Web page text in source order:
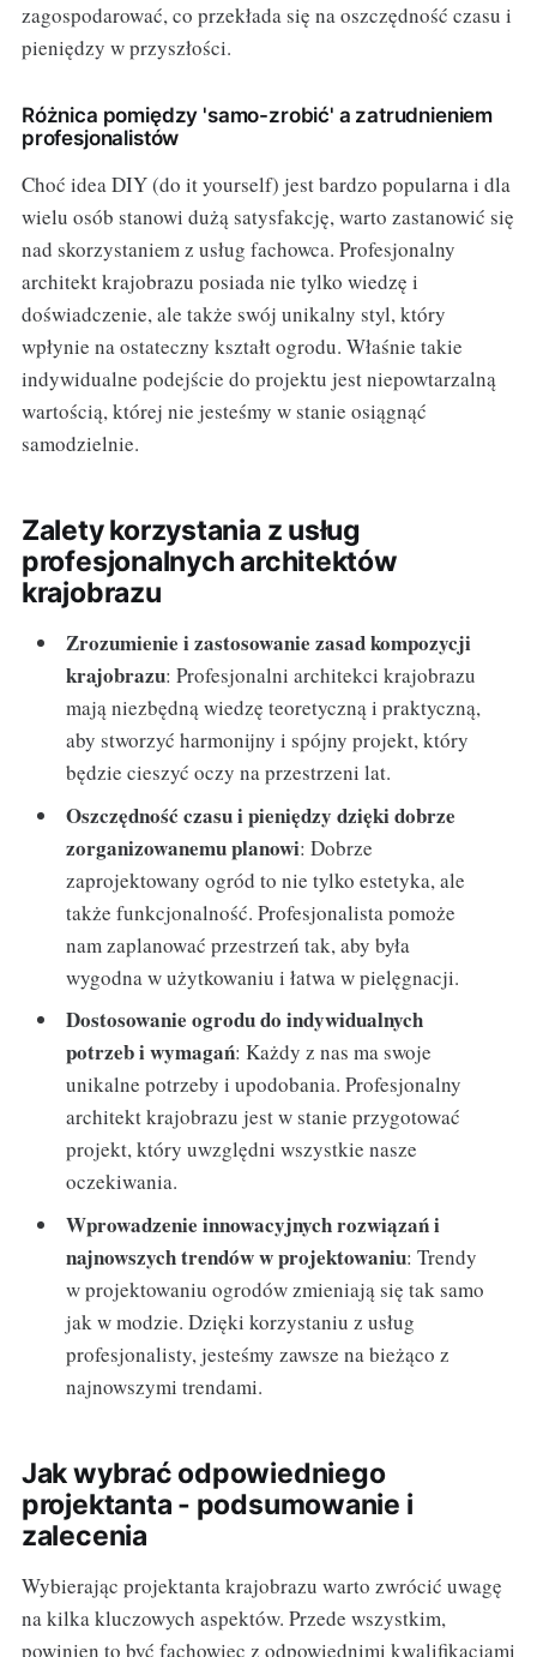
zagospodarować, co przekłada się na oszczędność czasu i
pieniędzy w przyszłości.
Różnica pomiędzy 'samo-zrobić' a zatrudnieniem
profesjonalistów
Choć idea DIY (do it yourself) jest bardzo popularna i dla
wielu osób stanowi dużą satysfakcję, warto zastanowić się
nad skorzystaniem z usług fachowca. Profesjonalny
architekt krajobrazu posiada nie tylko wiedzę i
doświadczenie, ale także swój unikalny styl, który
wpłynie na ostateczny kształt ogrodu. Właśnie takie
indywidualne podejście do projektu jest niepowtarzalną
wartością, której nie jesteśmy w stanie osiągnąć
samodzielnie.
Zalety korzystania z usług
profesjonalnych architektów
krajobrazu
Zrozumienie i zastosowanie zasad kompozycji
krajobrazu: Profesjonalni architekci krajobrazu
mają niezbędną wiedzę teoretyczną i praktyczną,
aby stworzyć harmonijny i spójny projekt, który
będzie cieszyć oczy na przestrzeni lat.
Oszczędność czasu i pieniędzy dzięki dobrze
zorganizowanemu planowi: Dobrze
zaprojektowany ogród to nie tylko estetyka, ale
także funkcjonalność. Profesjonalista pomoże
nam zaplanować przestrzeń tak, aby była
wygodna w użytkowaniu i łatwa w pielęgnacji.
Dostosowanie ogrodu do indywidualnych
potrzeb i wymagań: Każdy z nas ma swoje
unikalne potrzeby i upodobania. Profesjonalny
architekt krajobrazu jest w stanie przygotować
projekt, który uwzględni wszystkie nasze
oczekiwania.
Wprowadzenie innowacyjnych rozwiązań i
najnowszych trendów w projektowaniu: Trendy
w projektowaniu ogrodów zmieniają się tak samo
jak w modzie. Dzięki korzystaniu z usług
profesjonalisty, jesteśmy zawsze na bieżąco z
najnowszymi trendami.
Jak wybrać odpowiedniego
projektanta - podsumowanie i
zalecenia
Wybierając projektanta krajobrazu warto zwrócić uwagę
na kilka kluczowych aspektów. Przede wszystkim,
powinien to być fachowiec z odpowiednimi kwalifikacjami